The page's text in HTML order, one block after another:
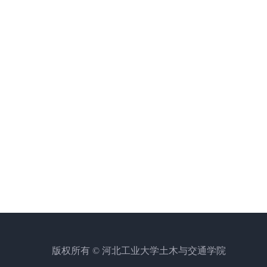
版权所有 © 河北工业大学土木与交通学院